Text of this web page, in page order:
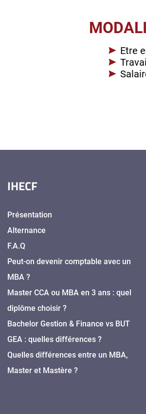
Etre
IHECF
Présentation
Alternance
F.A.Q
Peut-on devenir comptable avec un
MBA ?
Master CCA ou MBA en 3 ans : quel
diplôme choisir ?
Bachelor Gestion & Finance vs BUT
GEA : quelles différences ?
Quelles différences entre un MBA,
Master et Mastère ?